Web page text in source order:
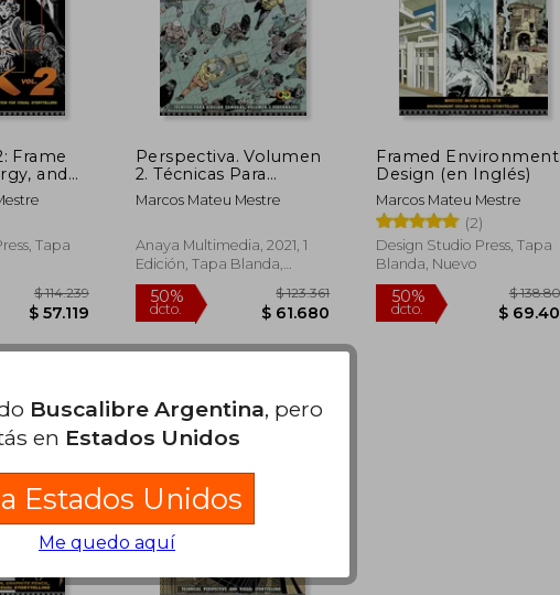
Frame
and
Visual
Inglés)
Tapa
$ 57.119
Perspectiva. Volumen
2. Técnicas Para
Dibujar Sombras,
Volumen y Personajes
Marcos Mateu Mestre
Anaya Multimedia, 2021, 1
Edición, Tapa Blanda,
Nuevo
50%
Framed Environment
Design (en Inglés)
Marcos Mateu Mestre
(2)
Design Studio Press, Tapa
Blanda, Nuevo
Buscalibre Argentina, pero
en Estados Unidos
Estados Unidos
Me quedo aquí